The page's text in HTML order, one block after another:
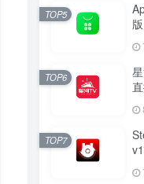
TOP5
TOP6
TOP7